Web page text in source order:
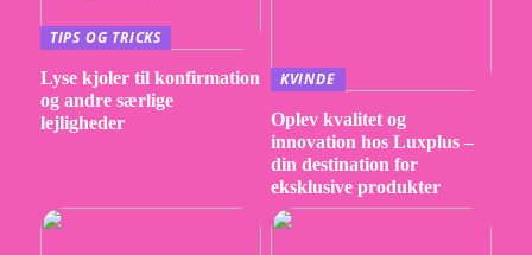
TIPS OG TRICKS
Lyse kjoler til konfirmation
og andre særlige
lejligheder
KVINDE
Oplev kvalitet og
innovation hos Luxplus –
din destination for
eksklusive produkter